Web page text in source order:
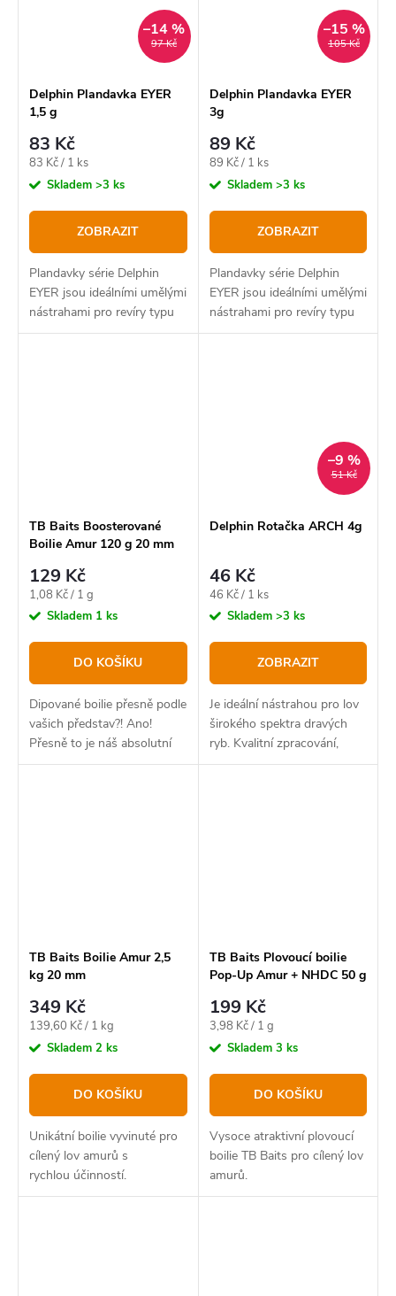
97 Kč
–14 %
Delphin Plandavka EYER
1,5 g
83 Kč
Měrná
cena:
83 Kč / 1 ks
Skladem >3 ks
ZOBRAZIT
Plandavky série Delphin
EYER jsou ideálními umělými
nástrahami pro revíry typu
Trout Area.
105 Kč
–15 %
Delphin Plandavka EYER
3g
89 Kč
Měrná
cena:
89 Kč / 1 ks
Skladem >3 ks
ZOBRAZIT
Plandavky série Delphin
EYER jsou ideálními umělými
nástrahami pro revíry typu
Trout Area.
TB Baits Boosterované
Boilie Amur 120 g 20 mm
129 Kč
Měrná
cena:
1,08 Kč / 1 g
Skladem 1 ks
DO KOŠÍKU
Dipované boilie přesně podle
vašich představ?! Ano!
Přesně to je náš absolutní
bestseller v novém balení.
51 Kč
–9 %
Delphin Rotačka ARCH 4g
46 Kč
Měrná
cena:
46 Kč / 1 ks
Skladem >3 ks
ZOBRAZIT
Je ideální nástrahou pro lov
širokého spektra dravých
ryb. Kvalitní zpracování,
dráždivý pohyb a intenzivní
TB Baits Boilie Amur 2,5
kg 20 mm
349 Kč
Měrná
cena:
139,60 Kč / 1 kg
Skladem 2 ks
DO KOŠÍKU
Unikátní boilie vyvinuté pro
cílený lov amurů s
rychlou účinností.
TB Baits Plovoucí boilie
Pop-Up Amur + NHDC 50 g
199 Kč
Měrná
cena:
3,98 Kč / 1 g
Skladem 3 ks
DO KOŠÍKU
Vysoce atraktivní plovoucí
boilie TB Baits pro cílený lov
amurů.